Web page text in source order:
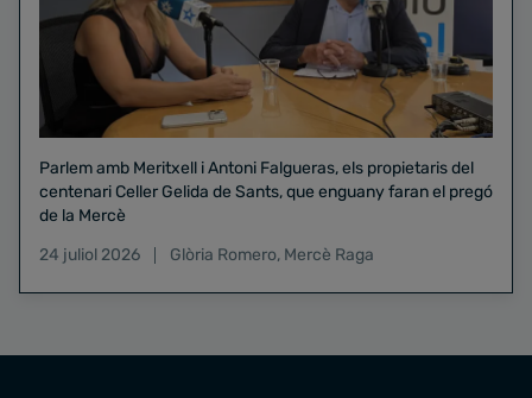
Parlem amb Meritxell i Antoni Falgueras, els propietaris del
centenari Celler Gelida de Sants, que enguany faran el pregó
de la Mercè
24 juliol 2026
Glòria Romero, Mercè Raga